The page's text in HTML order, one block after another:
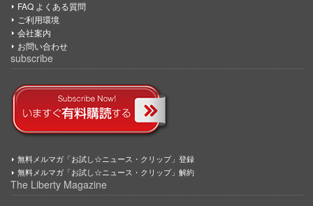
FAQ よくある質問
ご利用環境
会社案内
お問い合わせ
subscribe
無料メルマガ「お試し☆ニュース・クリップ」登録
無料メルマガ「お試し☆ニュース・クリップ」解約
The Liberty Magazine